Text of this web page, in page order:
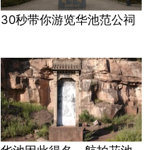
30秒带你游览华池范公祠